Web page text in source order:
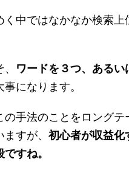
く中ではなかなか検索上
ワードを３つ、あるい
になります。
の手法のことをロングテ
すが、 初心者が収益化
すね。